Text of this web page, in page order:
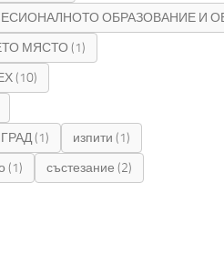
ОБРАЗОВАНИЕ И
МЯСТО (1)
(10)
(1) изпити (1)
(1) състезание (2)